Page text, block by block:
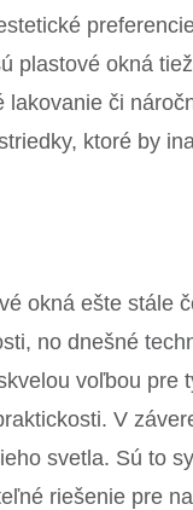
plastové okná
či
ktoré by
okná ešte stále
no dnešné
voľbou pre
V
svetla. Sú to
riešenie pre